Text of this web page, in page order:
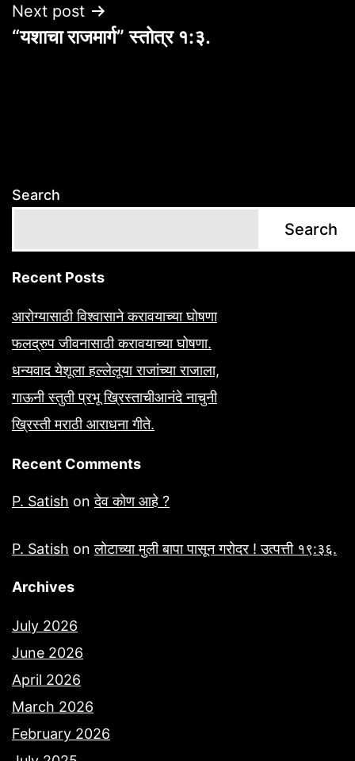
Next post
“यशाचा राजमार्ग” स्तोत्र १:३.
Search
Search
Recent Posts
आरोग्यासाठी विश्वासाने करावयाच्या घोषणा
फलद्रुप जीवनासाठी करावयाच्या घोषणा.
धन्यवाद येशूला हल्लेलूया राजांच्या राजाला,
गाऊनी स्तुती प्रभू ख्रिस्ताचीआनंदे नाचुनी
ख्रिस्ती मराठी आराधना गीते.
Recent Comments
P. Satish onदेव कोण आहे ?
P. Satish onलोटाच्या मुली बापा पासून गरोदर ! उत्पत्ती १९:३६.
Archives
July 2026
June 2026
April 2026
March 2026
February 2026